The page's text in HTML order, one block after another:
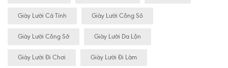
Giày Lười Cá Tính Giày Lười Công Sỏ
Giày Lười Công Sở Giày Lười Da Lộn
Giày Lười Đi Chơi Giày Lười Đi Làm